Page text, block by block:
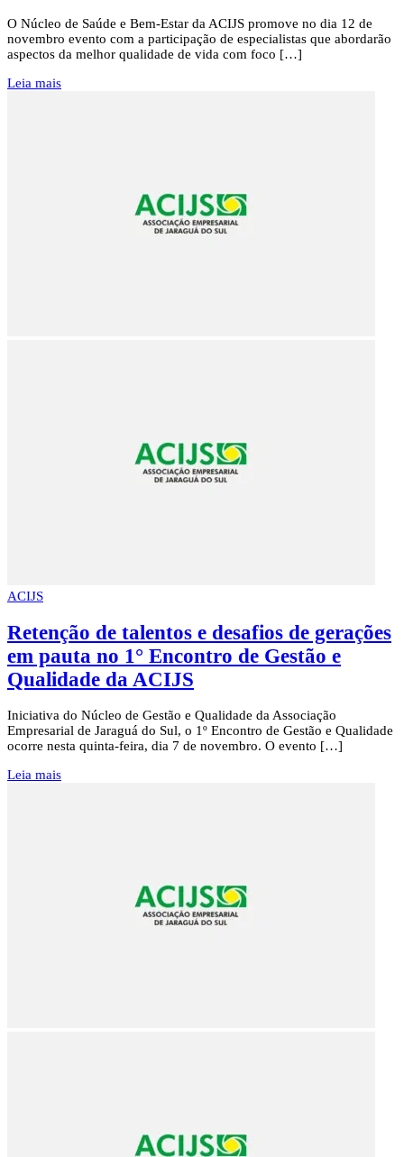
O Núcleo de Saúde e Bem-Estar da ACIJS promove no dia 12 de
novembro evento com a participação de especialistas que abordarão
aspectos da melhor qualidade de vida com foco […]
Leia mais
ACIJS
Retenção de talentos e desafios de gerações
em pauta no 1° Encontro de Gestão e
Qualidade da ACIJS
Iniciativa do Núcleo de Gestão e Qualidade da Associação
Empresarial de Jaraguá do Sul, o 1º Encontro de Gestão e Qualidade
ocorre nesta quinta-feira, dia 7 de novembro. O evento […]
Leia mais